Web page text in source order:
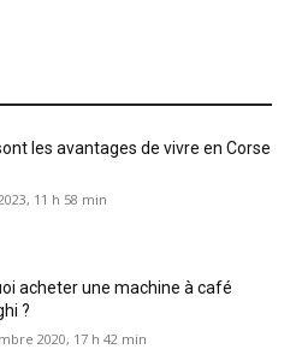
les avantages de vivre en Corse
11 h 58 min
acheter une machine à café
?
2020, 17 h 42 min